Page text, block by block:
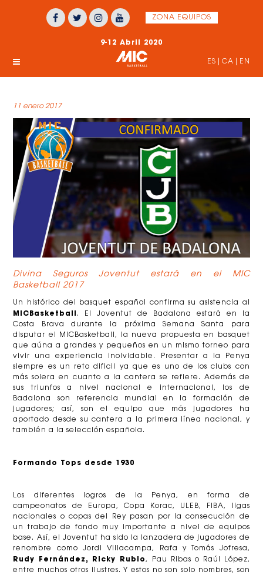
ZONA EQUIPOS
9-12 Abril 2020
ES CA EN
11 enero 2017
Divina Seguros Joventut estará en el MIC
Basketball 2017
Un histórico del basquet español confirma su asistencia al
MICBasketball . El Joventut de Badalona estará en la
Costa Brava durante la próxima Semana Santa para
disputar el MICBasketball, la nueva propuesta en basquet
que aúna a grandes y pequeños en un mismo torneo para
vivir una experiencia inolvidable. Presentar a la Penya
siempre es un reto dificil ya que es uno de los clubs con
más solera en cuanto a la cantera se refiere. Además de
sus triunfos a nivel nacional e internacional, los de
Badalona son referencia mundial en la formación de
jugadores; así, son el equipo que más jugadores ha
aportado desde su cantera a la primera línea nacional, y
también a la selección española.
Formando Tops desde 1930
Los diferentes logros de la Penya, en forma de
campeonatos de Europa, Copa Korac, ULEB, FIBA, ligas
nacionales o copas del Rey pasan por la consecución de
un trabajo de fondo muy importante a nivel de equipos
base. Así, el Joventut ha sido la lanzadera de jugadores de
renombre como Jordi Villacampa, Rafa y Tomás Jofresa,
Rudy Fernández, Ricky Rubio, Pau Ribas o Raúl López,
entre muchos otros ilustres. Y estos no son solo nombres, son